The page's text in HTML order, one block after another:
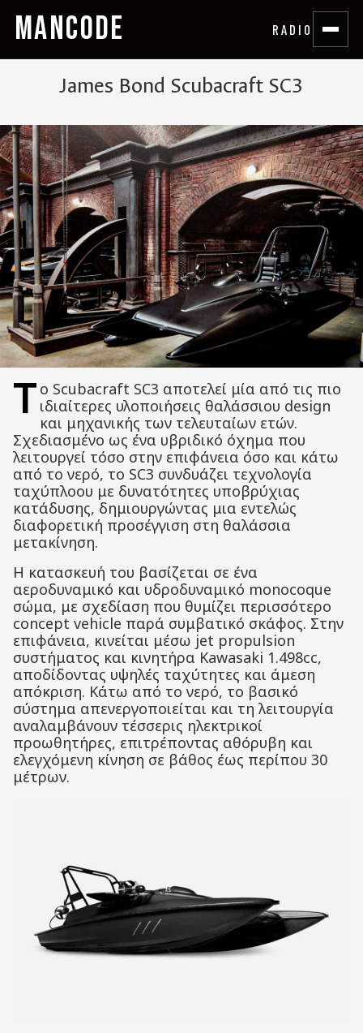
MANCODE RADIO
James Bond Scubacraft SC3
Τ ο Scubacraft SC3 αποτελεί μία από τις πιο
ιδιαίτερες υλοποιήσεις θαλάσσιου design
και μηχανικής των τελευταίων ετών.
Σχεδιασμένο ως ένα υβριδικό όχημα που
λειτουργεί τόσο στην επιφάνεια όσο και κάτω
από το νερό, το SC3 συνδυάζει τεχνολογία
ταχύπλοου με δυνατότητες υποβρύχιας
κατάδυσης, δημιουργώντας μια εντελώς
διαφορετική προσέγγιση στη θαλάσσια
μετακίνηση.
Η κατασκευή του βασίζεται σε ένα
αεροδυναμικό και υδροδυναμικό monocoque
σώμα, με σχεδίαση που θυμίζει περισσότερο
concept vehicle παρά συμβατικό σκάφος. Στην
επιφάνεια, κινείται μέσω jet propulsion
συστήματος και κινητήρα Kawasaki 1.498cc,
αποδίδοντας υψηλές ταχύτητες και άμεση
απόκριση. Κάτω από το νερό, το βασικό
σύστημα απενεργοποιείται και τη λειτουργία
αναλαμβάνουν τέσσερις ηλεκτρικοί
προωθητήρες, επιτρέποντας αθόρυβη και
ελεγχόμενη κίνηση σε βάθος έως περίπου 30
μέτρων.